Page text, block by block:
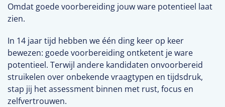
Omdat goede voorbereiding jouw ware potentieel laat
zien.
In 14 jaar tijd hebben we één ding keer op keer
bewezen: goede voorbereiding ontketent je ware
potentieel. Terwijl andere kandidaten onvoorbereid
struikelen over onbekende vraagtypen en tijdsdruk,
stap jij het assessment binnen met rust, focus en
zelfvertrouwen.